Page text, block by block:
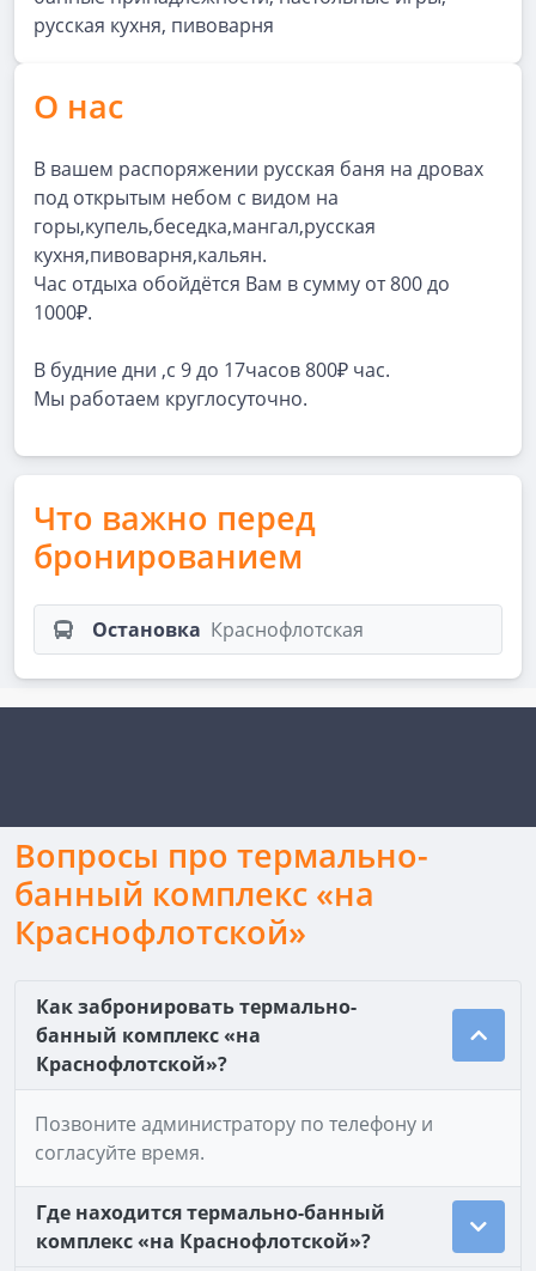
русская кухня, пивоварня
О нас
В вашем распоряжении русская баня на дровах
под открытым небом с видом на
горы,купель,беседка,мангал,русская
кухня,пивоварня,кальян.
Час отдыха обойдётся Вам в сумму от 800 до
1000₽.
В будние дни ,с 9 до 17часов 800₽ час.
Мы работаем круглосуточно.
Что важно перед
бронированием
Остановка Краснофлотская
Вопросы про термально-
банный комплекс «на
Краснофлотской»
Как забронировать термально-
банный комплекс «на
Краснофлотской»?
Позвоните администратору по телефону и
согласуйте время.
Где находится термально-банный
комплекс «на Краснофлотской»?